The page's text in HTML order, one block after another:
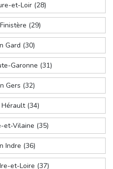
et-Loir (28)
(29)
Gard (30)
Garonne (31)
Gers (32)
(34)
et-Vilaine (35)
Indre (36)
et-Loire (37)